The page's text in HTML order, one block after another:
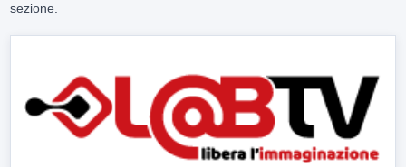
sezione.